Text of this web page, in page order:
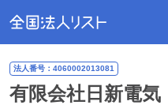
法人番号：4060002013081
有限会社日新電気